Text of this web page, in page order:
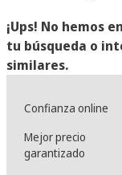
¡Ups! No hemos
tu búsqueda o
similares.
Confianza online
Mejor precio
garantizado